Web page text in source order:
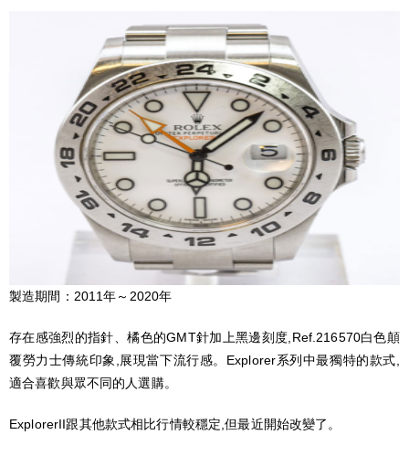
製造期間：2011年～2020年
存在感強烈的指針、橘色的GMT針加上黑邊刻度,Ref.216570白色顛
覆勞力士傳統印象,展現當下流行感。Explorer系列中最獨特的款式,
適合喜歡與眾不同的人選購。
ExplorerII跟其他款式相比行情較穩定,但最近開始改變了。